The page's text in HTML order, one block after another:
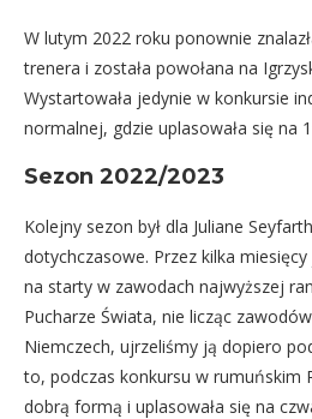
W lutym 2022 roku ponownie
trenera i została powołana na
Wystartowała jedynie w konkursie
normalnej, gdzie uplasowała się na
Sezon 2022/2023
Kolejny sezon był dla Juliane
dotychczasowe. Przez kilka
na starty w zawodach najwyższej
Pucharze Świata, nie licząc
Niemczech, ujrzeliśmy ją dopiero
to, podczas konkursu w rumuńskim
dobrą formą i uplasowała się na